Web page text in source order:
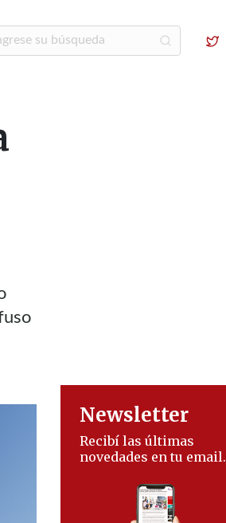
Newsletter
Recibí las últimas
novedades en tu email.